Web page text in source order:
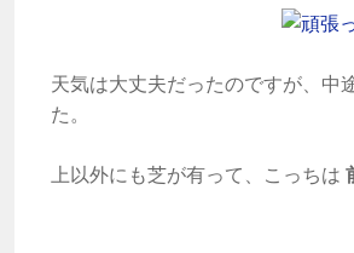
天気は大丈夫だったのですが、中
た。
上以外にも芝が有って、こっちは